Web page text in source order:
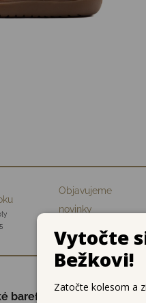
Objavujeme
novinky
značiek
barefoot sandálky